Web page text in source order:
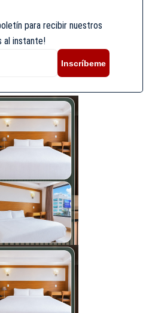
para recibir nuestros
al instante!
Inscríbeme